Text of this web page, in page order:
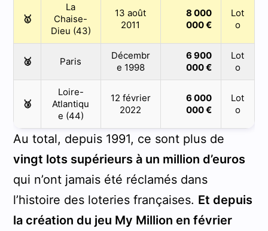
🥇
La
Chaise-
Dieu (43)
13 août
2011
8 000
000 €
Lot
o
🥈 Paris
Décembr
e 1998
6 900
000 €
Lot
o
🥉
Loire-
Atlantiqu
e (44)
12 février
2022
6 000
000 €
Lot
o
Au total, depuis 1991, ce sont plus de
vingt lots supérieurs à un million d’euros
qui n’ont jamais été réclamés dans
l’histoire des loteries françaises. Et depuis
la création du jeu My Million en février